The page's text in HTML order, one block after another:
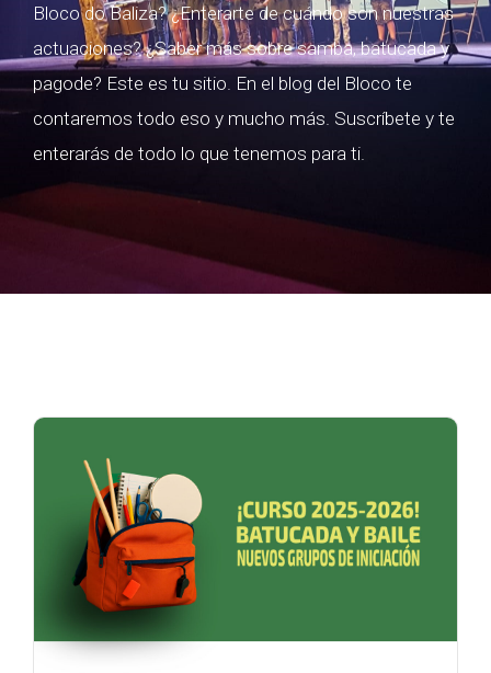
Bloco do Baliza? ¿Enterarte de cuándo son nuestras
actuaciones? ¿Saber más sobre samba, batucada y
pagode? Este es tu sitio. En el blog del Bloco te
contaremos todo eso y mucho más. Suscríbete y te
enterarás de todo lo que tenemos para ti.